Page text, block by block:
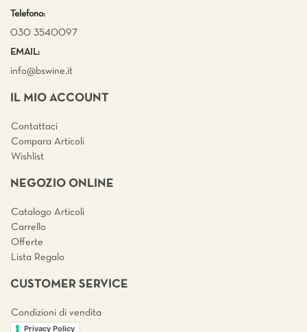
Telefono:
030 3540097
EMAIL:
info@bswine.it
IL MIO ACCOUNT
Contattaci
Compara Articoli
Wishlist
NEGOZIO ONLINE
Catalogo Articoli
Carrello
Offerte
Lista Regalo
CUSTOMER SERVICE
Condizioni di vendita
Privacy Policy